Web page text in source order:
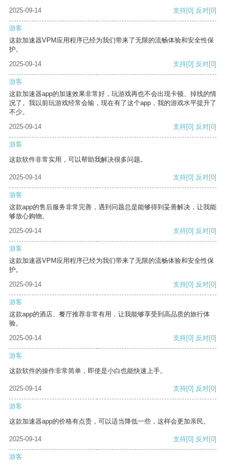
2025-09-14 支持[0] 反对[0]
游客
这款加速器VPM应用程序已经为我们带来了无限的流畅体验和安全性保
护。
2025-09-14
支持[0] 反对[0]
游客
这款加速器app的加速效果非常好，玩游戏再也不会出现卡顿、掉线的情
况了。我以前玩游戏经常会输，现在有了这个app，我的游戏水平提升了
不少。
2025-09-14
支持[0] 反对[0]
游客
这款软件非常实用，可以帮助我解决很多问题。
2025-09-14 支持[0] 反对[0]
游客
这款app的售后服务非常完善，遇到问题总是能够得到妥善解决，让我能
够放心购物。
2025-09-14
支持[0] 反对[0]
游客
这款加速器VPM应用程序已经为我们带来了无限的流畅体验和安全性保
护。
2025-09-14
支持[0] 反对[0]
游客
这款app的酒店、餐厅推荐非常有用，让我能够享受到高品质的旅行体
验。
2025-09-14
支持[0] 反对[0]
游客
这款软件的操作非常简单，即使是小白也能快速上手。
2025-09-14 支持[0] 反对[0]
游客
这款加速器app的价格有点贵，可以适当降低一些，这样会更加亲民。
2025-09-14 支持[0] 反对[0]
游客